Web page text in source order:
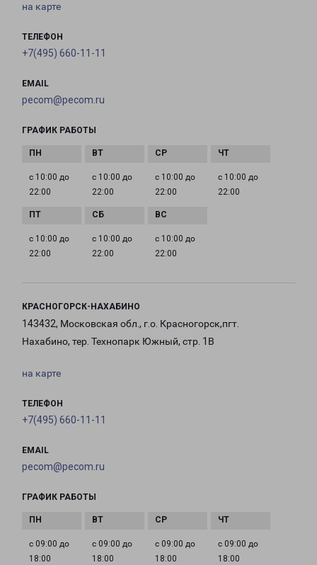
на карте
ТЕЛЕФОН
+7(495) 660-11-11
EMAIL
pecom@pecom.ru
ГРАФИК РАБОТЫ
с 10:00 до
22:00
с 10:00 до
22:00
с 10:00 до
22:00
с 10:00 до
22:00
с 10:00 до
22:00
с 10:00 до
22:00
с 10:00 до
22:00
КРАСНОГОРСК-НАХАБИНО
143432, Московская обл., г.о. Красногорск,пгт.
Нахабино, тер. Технопарк Южный, стр. 1В
на карте
ТЕЛЕФОН
+7(495) 660-11-11
EMAIL
pecom@pecom.ru
ГРАФИК РАБОТЫ
с 09:00 до
18:00
с 09:00 до
18:00
с 09:00 до
18:00
с 09:00 до
18:00